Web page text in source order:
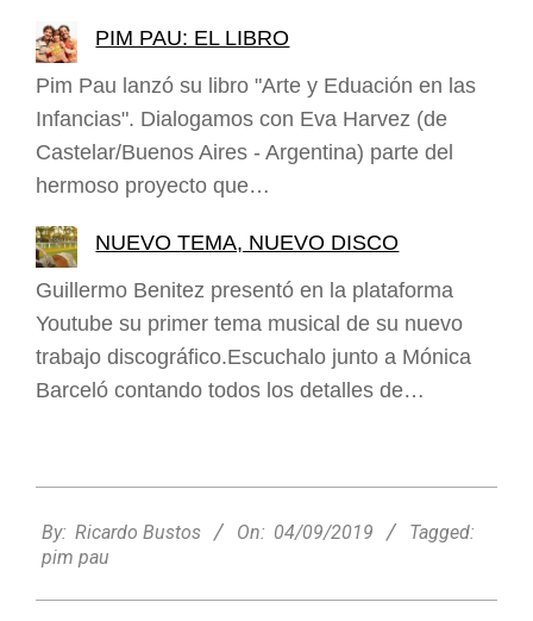
PIM PAU: EL LIBRO
Pim Pau lanzó su libro "Arte y Eduación en las
Infancias". Dialogamos con Eva Harvez (de
Castelar/Buenos Aires - Argentina) parte del
hermoso proyecto que…
NUEVO TEMA, NUEVO DISCO
Guillermo Benitez presentó en la plataforma
Youtube su primer tema musical de su nuevo
trabajo discográfico.Escuchalo junto a Mónica
Barceló contando todos los detalles de…
09-
04
By: Ricardo Bustos On: 04/09/2019
Tagged:
pim pau